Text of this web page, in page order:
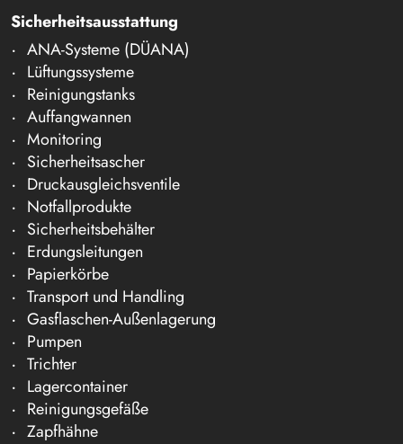
Sicherheitsausstattung
ANA-Systeme (DÜANA)
Lüftungssysteme
Reinigungstanks
Auffangwannen
Monitoring
Sicherheitsascher
Druckausgleichsventile
Notfallprodukte
Sicherheitsbehälter
Erdungsleitungen
Papierkörbe
Transport und Handling
Gasflaschen-Außenlagerung
Pumpen
Trichter
Lagercontainer
Reinigungsgefäße
Zapfhähne